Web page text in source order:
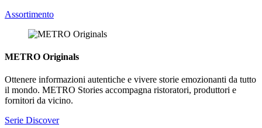
Assortimento
METRO Originals
Ottenere informazioni autentiche e vivere storie emozionanti da tutto
il mondo. METRO Stories accompagna ristoratori, produttori e
fornitori da vicino.
Serie Discover